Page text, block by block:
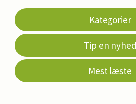
Kategorier
Tip en nyhed
Mest læste